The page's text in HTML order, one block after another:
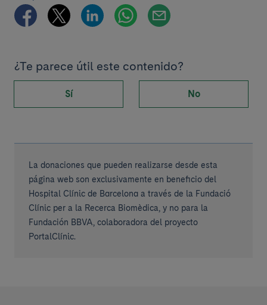
¿Te parece útil este contenido?
Sí No
La donaciones que pueden realizarse desde esta
página web son exclusivamente en beneficio del
Hospital Clínic de Barcelona a través de la Fundació
Clínic per a la Recerca Biomèdica, y no para la
Fundación BBVA, colaboradora del proyecto
PortalClínic.